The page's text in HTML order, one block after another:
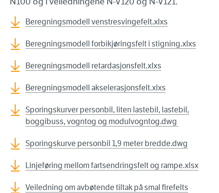
Beregningsmodell venstresvingefelt.xlxs
Beregningsmodell forbikjøringsfelt i stigning.xlxs
Beregningsmodell retardasjonsfelt.xlxs
Beregningsmodell akselerasjonsfelt.xlxs
Sporingskurver personbil, liten lastebil, lastebil,
boggibuss, vogntog og modulvogntog.dwg
Sporingskurve personbil 1,9 meter bredde.dwg
Linjeføring mellom fartsendringsfelt og rampe.xlsx
Veiledning om avbøtende tiltak på smal firefelts